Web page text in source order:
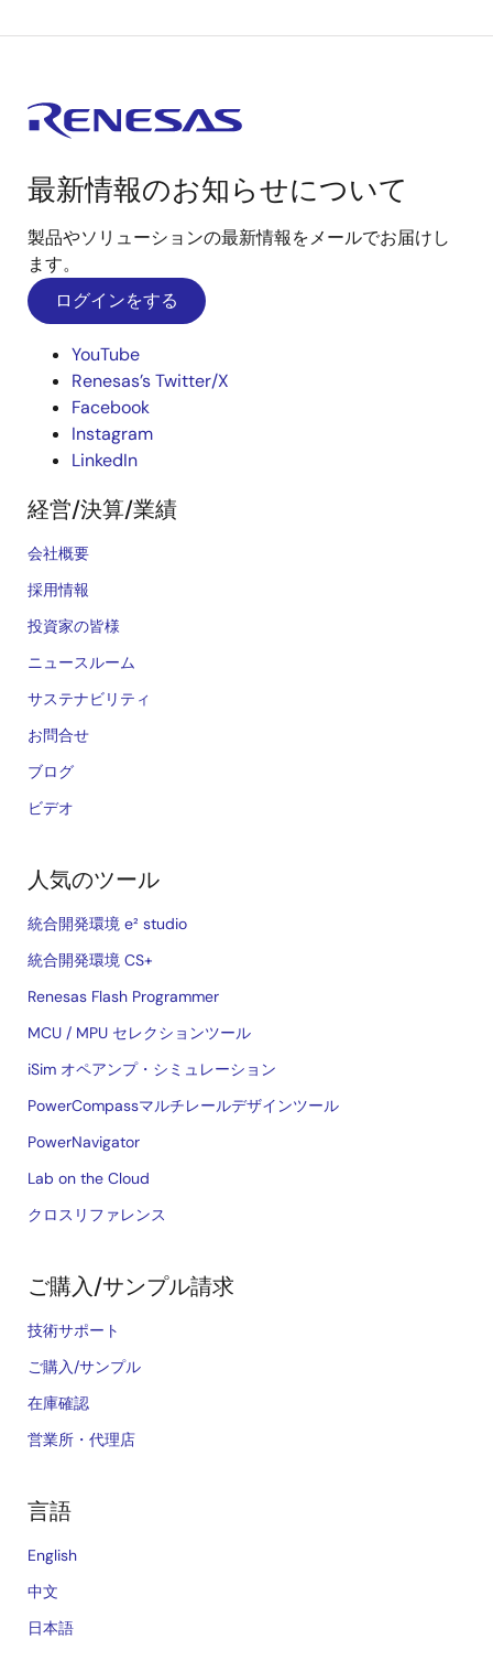
最新情報のお知らせについて
製品やソリューションの最新情報をメールでお届けし
ます。
ログインをする
YouTube
Renesas’s Twitter/X
Facebook
Instagram
LinkedIn
経営/決算/業績
会社概要
採用情報
投資家の皆様
ニュースルーム
サステナビリティ
お問合せ
ブログ
ビデオ
人気のツール
統合開発環境 e² studio
統合開発環境 CS+
Renesas Flash Programmer
MCU / MPU セレクションツール
iSim オペアンプ・シミュレーション
PowerCompassマルチレールデザインツール
PowerNavigator
Lab on the Cloud
クロスリファレンス
ご購入/サンプル請求
技術サポート
ご購入/サンプル
在庫確認
営業所・代理店
言語
English
中文
日本語